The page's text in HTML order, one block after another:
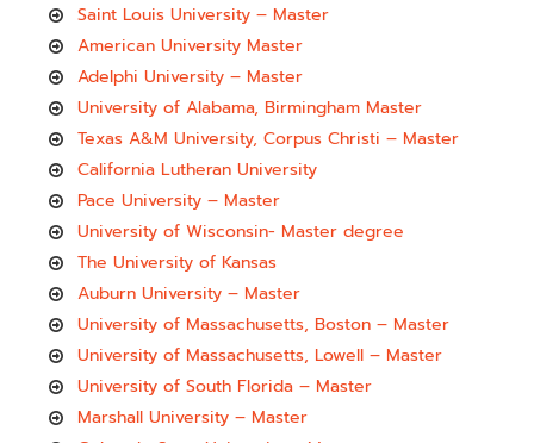
Saint Louis University – Master
American University Master
Adelphi University – Master
University of Alabama, Birmingham Master
Texas A&M University, Corpus Christi – Master
California Lutheran University
Pace University – Master
University of Wisconsin- Master degree
The University of Kansas
Auburn University – Master
University of Massachusetts, Boston – Master
University of Massachusetts, Lowell – Master
University of South Florida – Master
Marshall University – Master